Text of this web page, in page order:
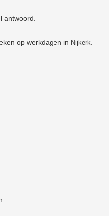
antwoord.
op werkdagen in Nijkerk